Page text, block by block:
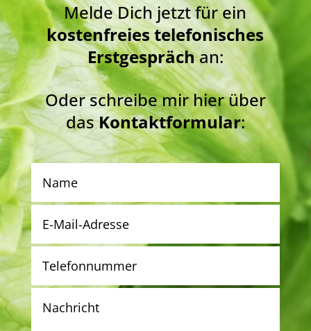
Melde Dich jetzt für ein
kostenfreies telefonisches
Erstgesprächan:
Oder schreibe mir hier über
dasKontaktformular: